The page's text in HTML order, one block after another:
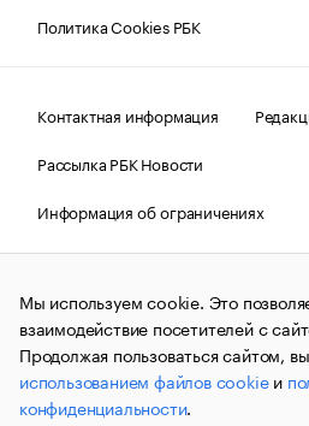
Политика Cookies РБК
Контактная информация
Рассылка РБК Новости
Информация об ограничениях
Правовая информация
О
© АО «РОСБИЗНЕСКОНСАЛТИНГ»,
и материалы информационного
(зарегистрировано Федеральной
связи, информационных
коммуникаций (Роскомнадзор)
№ФС77-63848) сопровождаются
публикации могут содержать
Мы используем cookie. Это
взаимодействие посетителей с
Продолжая пользоваться сайтом,
использованием файлов cookieи
конфиденциальности.